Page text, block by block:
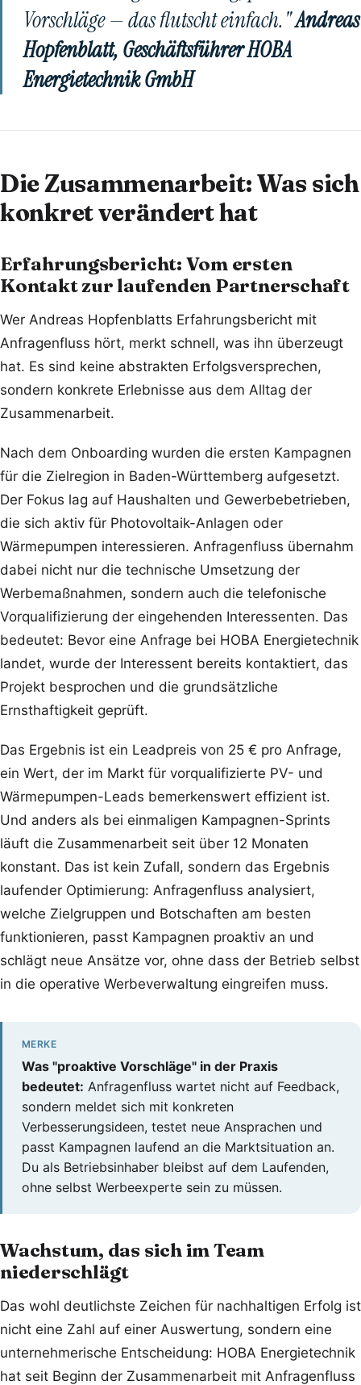
Vorschläge — das flutscht einfach."Andreas
Hopfenblatt, Geschäftsführer HOBA
Energietechnik GmbH
Die Zusammenarbeit: Was sich
konkret verändert hat
Erfahrungsbericht: Vom ersten
Kontakt zur laufenden Partnerschaft
Wer Andreas Hopfenblatts Erfahrungsbericht mit
Anfragenfluss hört, merkt schnell, was ihn überzeugt
hat. Es sind keine abstrakten Erfolgsversprechen,
sondern konkrete Erlebnisse aus dem Alltag der
Zusammenarbeit.
Nach dem Onboarding wurden die ersten Kampagnen
für die Zielregion in Baden-Württemberg aufgesetzt.
Der Fokus lag auf Haushalten und Gewerbebetrieben,
die sich aktiv für Photovoltaik-Anlagen oder
Wärmepumpen interessieren. Anfragenfluss übernahm
dabei nicht nur die technische Umsetzung der
Werbemaßnahmen, sondern auch die telefonische
Vorqualifizierung der eingehenden Interessenten. Das
bedeutet: Bevor eine Anfrage bei HOBA Energietechnik
landet, wurde der Interessent bereits kontaktiert, das
Projekt besprochen und die grundsätzliche
Ernsthaftigkeit geprüft.
Das Ergebnis ist ein Leadpreis von 25 € pro Anfrage,
ein Wert, der im Markt für vorqualifizierte PV- und
Wärmepumpen-Leads bemerkenswert effizient ist.
Und anders als bei einmaligen Kampagnen-Sprints
läuft die Zusammenarbeit seit über 12 Monaten
konstant. Das ist kein Zufall, sondern das Ergebnis
laufender Optimierung: Anfragenfluss analysiert,
welche Zielgruppen und Botschaften am besten
funktionieren, passt Kampagnen proaktiv an und
schlägt neue Ansätze vor, ohne dass der Betrieb selbst
in die operative Werbeverwaltung eingreifen muss.
MERKE
Was "proaktive Vorschläge" in der Praxis
bedeutet: Anfragenfluss wartet nicht auf Feedback,
sondern meldet sich mit konkreten
Verbesserungsideen, testet neue Ansprachen und
passt Kampagnen laufend an die Marktsituation an.
Du als Betriebsinhaber bleibst auf dem Laufenden,
ohne selbst Werbeexperte sein zu müssen.
Wachstum, das sich im Team
niederschlägt
Das wohl deutlichste Zeichen für nachhaltigen Erfolg ist
nicht eine Zahl auf einer Auswertung, sondern eine
unternehmerische Entscheidung: HOBA Energietechnik
hat seit Beginn der Zusammenarbeit mit Anfragenfluss